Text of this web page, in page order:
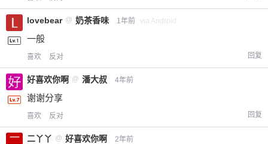
lovebear @ 奶茶香味 1年前 via Android
一般
喜欢 反对 回复
好喜欢你啊 @ 潘大叔 4年前
谢谢分享
喜欢 反对 回复
二丫丫 @ 好喜欢你啊 2年前